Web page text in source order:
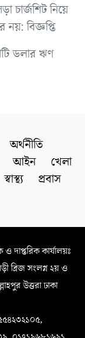
চার্জশিট নিয়ে
বিজ্ঞপ্তি
ডলার ঋণ
অর্থনীতি
আইন
খেলা
স্বাস্থ্য
প্রবাস
ও দাপ্তরিক কার্যালয়ঃ
ব্রিজ সংলগ্ন ২য় ও
উত্তরা ঢাকা